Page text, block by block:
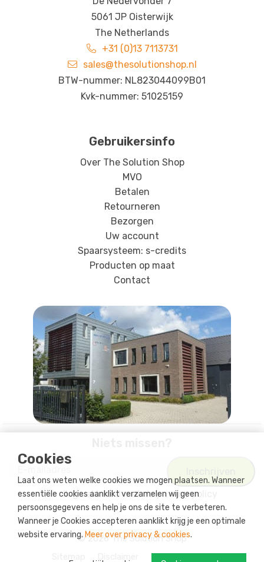
Cookies
Laat ons weten welke cookies we mogen plaatsen. Wanneer
essentiële cookies aanklikt verzamelen wij geen
persoonsgegevens en help je ons de site te verbeteren.
Wanneer je Cookies accepteren aanklikt krijg je een optimale
website ervaring. Meer over privacy & cookies.
5061 JP Oisterwijk
The Netherlands
+31 (0)13 7113731
sales@thesolutionshop.nl
BTW-nummer: NL823044099B01
Kvk-nummer: 51025159
Gebruikersinfo
Over The Solution Shop
MVO
Betalen
Retourneren
Bezorgen
Uw account
Spaarsysteem: s-credits
Producten op maat
Contact
Ik ga akkoord metde privacy policy
© 2026 The Solution Shop
Privacy Policy